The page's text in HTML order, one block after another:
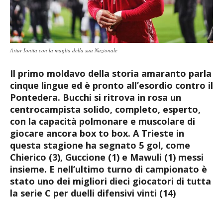
Artur Ionita con la maglia della sua Nazionale
Il primo moldavo della storia amaranto parla
cinque lingue ed è pronto all’esordio contro il
Pontedera. Bucchi si ritrova in rosa un
centrocampista solido, completo, esperto,
con la capacità polmonare e muscolare di
giocare ancora box to box. A Trieste in
questa stagione ha segnato 5 gol, come
Chierico (3), Guccione (1) e Mawuli (1) messi
insieme. E nell’ultimo turno di campionato è
stato uno dei migliori dieci giocatori di tutta
la serie C per duelli difensivi vinti (14)